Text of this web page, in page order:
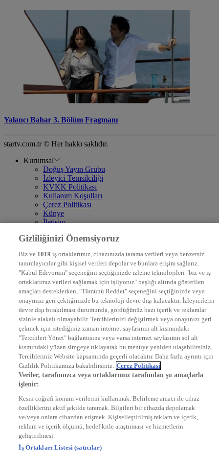
Yalancı Bahar 3. Bölüm Fragmanı
startv.com.tr © Her hakkı saklıdır.
Kurumsal
Doğuş Yayın Grubu
İzleyici Temsilciliği
KVKK Politikası
Kullanım Koşulları
Çerez Politikası
Künye
İletişim
DYG Televizyonlar
STAR
EURO STAR
KRAL POP TV
DYG Radyolar
NTV RADYO
KRAL FM
KRAL POP
EKSEN
VOYAGE
DYG Dijital
ntv.com.tr
ntvspor.net
secim.ntv.com.tr
startv.com.tr
kralmuzik.com.tr
Gizliliğinizi Önemsiyoruz
Biz ve 1019 iş ortaklarımız, cihazınızda tarama verileri veya benzersiz
tanımlayıcılar gibi kişisel verileri depolar ve bunlara erişim sağlarız.
"Kabul Ediyorum" seçeneğini seçtiğinizde izleme teknolojileri "biz ve iş
ortaklarımız verileri sağlamak için işliyoruz" başlığı altında gösterilen
amaçları desteklerken, "Tümünü Reddet" seçeneğini seçtiğinizde veya
onayınızı geri çektiğinizde bu teknoloji devre dışı kalacaktır. İzleyicilerin
devre dışı bırakılması durumunda, gördüğünüz bazı içerik ve reklamlar
sizinle alakalı olmayabilir. Tercihlerinizi değiştirmek veya onayınızı geri
çekmek için istediğiniz zaman internet sayfasının alt kısmındaki
"Tercihleri Yönet" bağlantısına veya varsa internet sayfasının sol alt
kısmındaki yüzen simgeye tıklayarak bu menüye yeniden ulaşabilirsiniz.
Tercihleriniz Website kapsamında geçerli olacaktır. Daha fazla ayrıntı için
Gizlilik Politikamıza bakabilirsiniz. Çerez Politikasi
Veriler, tarafımızca veya ortaklarımız tarafından şu amaçlarla
işlenir:
Kesin coğrafi konum verilerini kullanmak. Belirleme amacı ile cihaz
özelliklerini aktif şekilde taramak. Bilgileri bir cihazda depolamak
ve/veya onlara cihazdan erişmek. Kişiselleştirilmiş reklam ve içerik,
reklam ve içerik ölçümü, hedef kitle araştırması ve hizmetlerin
geliştirilmesi.
İş Ortakları Listesi (satıcılar)